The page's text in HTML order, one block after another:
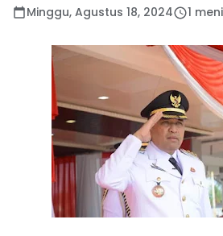
Minggu, Agustus 18, 2024 1